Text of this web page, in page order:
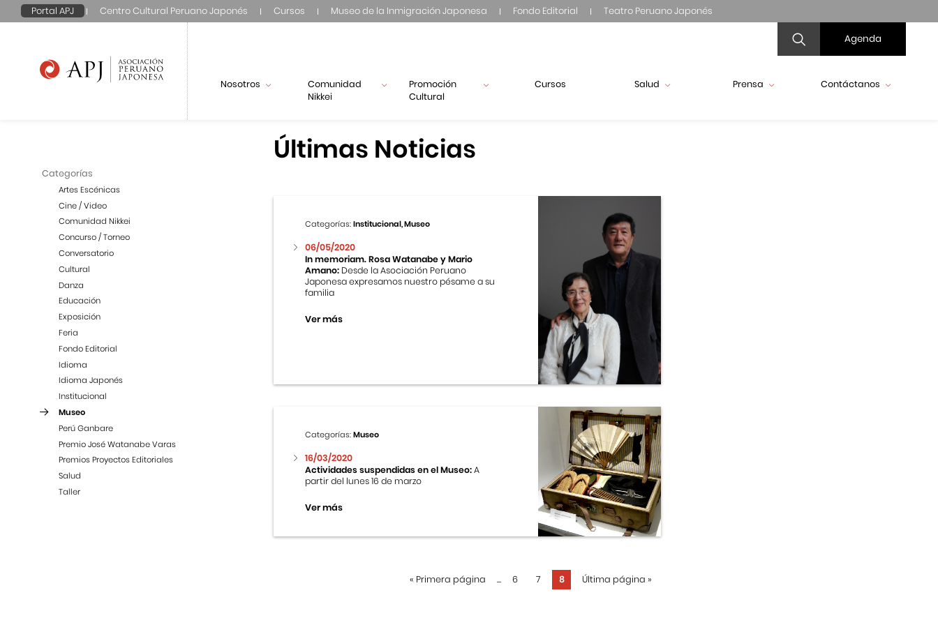
Portal APJ Centro Cultural Peruano Japonés Cursos Museo de la Inmigración Japonesa Fondo Editorial Teatro Peruano Japonés
Agenda
Nosotros
Comunidad
Nikkei
Promoción
Cultural
Cursos Salud Prensa Contáctanos
Categorías
Artes Escénicas
Cine / Video
Comunidad Nikkei
Concurso / Torneo
Conversatorio
Cultural
Danza
Educación
Exposición
Feria
Fondo Editorial
Idioma
Idioma Japonés
Institucional
Museo
Perú Ganbare
Premio José Watanabe Varas
Premios Proyectos Editoriales
Salud
Taller
Últimas Noticias
Categorías:Institucional, Museo
06/05/2020
In memoriam. Rosa Watanabe y Mario
Amano: Desde la Asociación Peruano
Japonesa expresamos nuestro pésame a su
familia
Ver más
Categorías:Museo
16/03/2020
Actividades suspendidas en el Museo:A
partir del lunes 16 de marzo
Ver más
« Primera página ... 6 7 8 Última página »